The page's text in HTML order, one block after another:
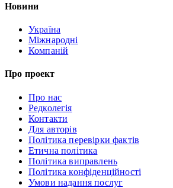
Новини
Україна
Міжнародні
Компаній
Про проект
Про нас
Редколегія
Контакти
Для авторів
Політика перевірки фактів
Етична політика
Політика виправлень
Політика конфіденційності
Умови надання послуг